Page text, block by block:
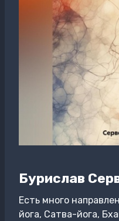
Бурислав
Есть много
йога, Сатва-йога,